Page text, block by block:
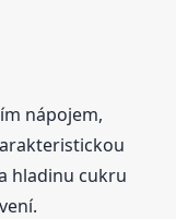
nápojem,
hladinu cukru